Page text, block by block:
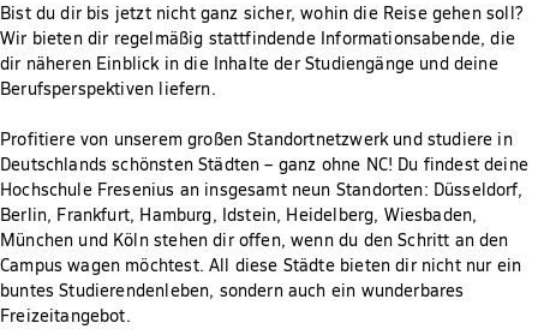
Bist du dir bis jetzt nicht ganz sicher, wohin die Reise gehen soll?
Wir bieten dir regelmäßig stattfindende Informationsabende, die
dir näheren Einblick in die Inhalte der Studiengänge und deine
Berufsperspektiven liefern.
Profitiere von unserem großen Standortnetzwerk und studiere in
Deutschlands schönsten Städten – ganz ohne NC! Du findest deine
Hochschule Fresenius an insgesamt neun Standorten: Düsseldorf,
Berlin, Frankfurt, Hamburg, Idstein, Heidelberg, Wiesbaden,
München und Köln stehen dir offen, wenn du den Schritt an den
Campus wagen möchtest. All diese Städte bieten dir nicht nur ein
buntes Studierendenleben, sondern auch ein wunderbares
Freizeitangebot.